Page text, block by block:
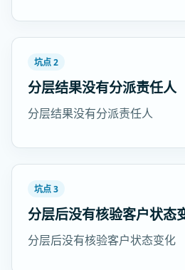
坑点 2
分层结果没有分派责任人
分层结果没有分派责任人
坑点 3
分层后没有核验客户状态
分层后没有核验客户状态变化